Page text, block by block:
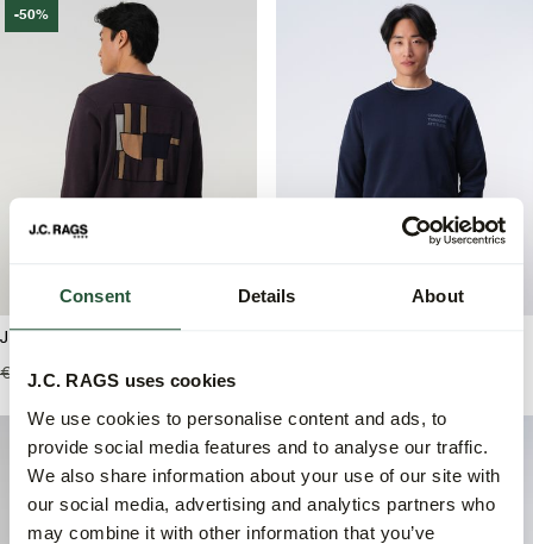
Consent Details About
J.C. RAGS uses cookies
We use cookies to personalise content and ads, to
provide social media features and to analyse our traffic.
We also share information about your use of our site with
our social media, advertising and analytics partners who
may combine it with other information that you’ve
-50%
J.C. RAGS Dimitri Sweater
€129,99 €64,95